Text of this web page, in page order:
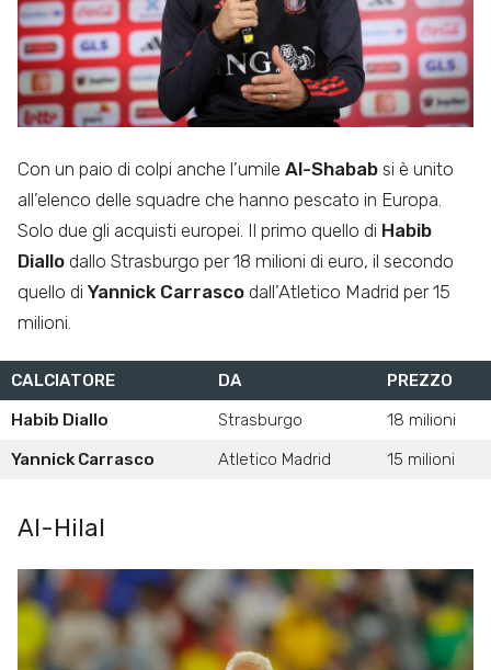
Con un paio di colpi anche l’umile Al-Shabab si è unito
all’elenco delle squadre che hanno pescato in Europa.
Solo due gli acquisti europei. Il primo quello di Habib
Diallo dallo Strasburgo per 18 milioni di euro, il secondo
quello di Yannick Carrasco dall’Atletico Madrid per 15
milioni.
CALCIATORE DA
PREZZO
Habib Diallo
Strasburgo
18 milioni
Yannick Carrasco
Atletico Madrid 15 milioni
Al-Hilal